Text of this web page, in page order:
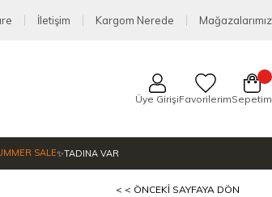
İletişim Kargom Nerede Mağazalarımız
Üye GirişiFavorilerimSepetim
SALE✨TADINA VAR
< < ÖNCEKI SAYFAYA DÖN